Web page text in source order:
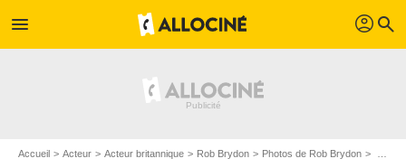
menu profil search
Accueil Acteur Acteur britannique Rob Brydon Photos de Rob Brydon